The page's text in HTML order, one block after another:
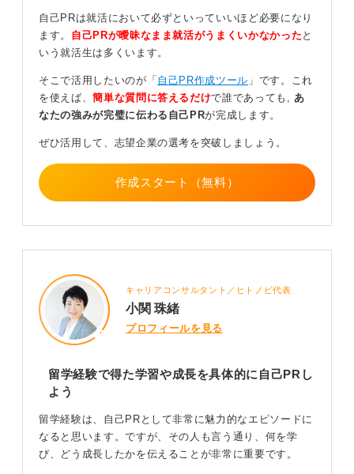
そのうえで、培った分析力や粘り強さを、企業の課題解
決にどう活かすかまで踏み込んで話しましょう。
出し、「価値観が異なるチームでも合意形成できる」と
結論付ければ、語学力以外の汎用スキルも同時にアピー
ルできます。
留学という特別な経験を、再現性のあるビジネススキル
として提示することが、評価を高める鍵です。
自己PRは就活において必ずといっていいほど必要になり
ます。 自己PRが曖昧なまま就活がうまくいかなかった と
いう就活生は多くいます。
そこで活用したいのが「 自己PR作成ツール 」です。これ
を使えば、簡単な質問に答えるだけで誰であっても, あ
なたの強みが完璧に伝わる自己PRが完成します。
ぜひ活用して、志望企業の選考を突破しましょう。
作成スタート（無料）
キャリアコンサルタント／ヒトノビ代表
小関 珠緒
プロフィールを見る
留学経験で得た学習や成長を具体的に自己PRし
よう
留学経験は、自己PRとして非常に魅力的なエピソードに
なると思います。ですが、その人も言う通り、何を学
び、どう成長したかを伝えることが非常に重要です。